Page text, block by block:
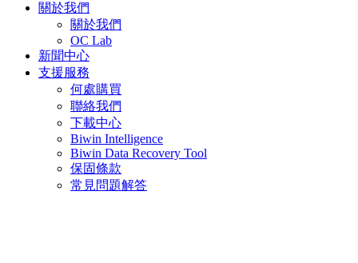
關於我們
關於我們
OC Lab
新聞中心
支援服務
何處購買
聯絡我們
下載中心
Biwin Intelligence
Biwin Data Recovery Tool
保固條款
常見問題解答